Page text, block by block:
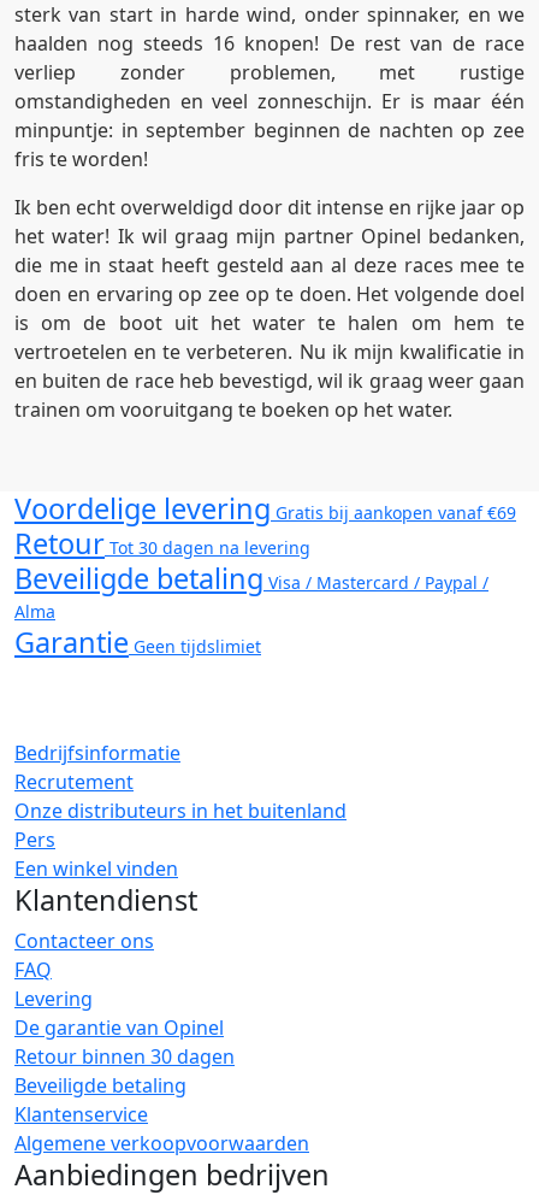
sterk van start in harde wind, onder spinnaker, en we
haalden nog steeds 16 knopen! De rest van de race
verliep zonder problemen, met rustige
omstandigheden en veel zonneschijn. Er is maar één
minpuntje: in september beginnen de nachten op zee
fris te worden!
Ik ben echt overweldigd door dit intense en rijke jaar op
het water! Ik wil graag mijn partner Opinel bedanken,
die me in staat heeft gesteld aan al deze races mee te
doen en ervaring op zee op te doen. Het volgende doel
is om de boot uit het water te halen om hem te
vertroetelen en te verbeteren. Nu ik mijn kwalificatie in
en buiten de race heb bevestigd, wil ik graag weer gaan
trainen om vooruitgang te boeken op het water.
Voordelige levering Gratis bij aankopen vanaf €69
Retour Tot 30 dagen na levering
Beveiligde betaling Visa / Mastercard / Paypal /
Alma
Garantie Geen tijdslimiet
Bedrijfsinformatie
Recrutement
Onze distributeurs in het buitenland
Pers
Een winkel vinden
Klantendienst
Contacteer ons
FAQ
Levering
De garantie van Opinel
Retour binnen 30 dagen
Beveiligde betaling
Klantenservice
Algemene verkoopvoorwaarden
Aanbiedingen bedrijven